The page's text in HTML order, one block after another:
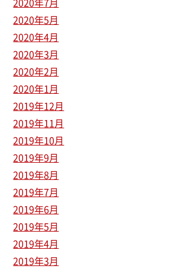
2020年5月
2020年4月
2020年3月
2020年2月
2020年1月
2019年12月
2019年11月
2019年10月
2019年9月
2019年8月
2019年7月
2019年6月
2019年5月
2019年4月
2019年3月